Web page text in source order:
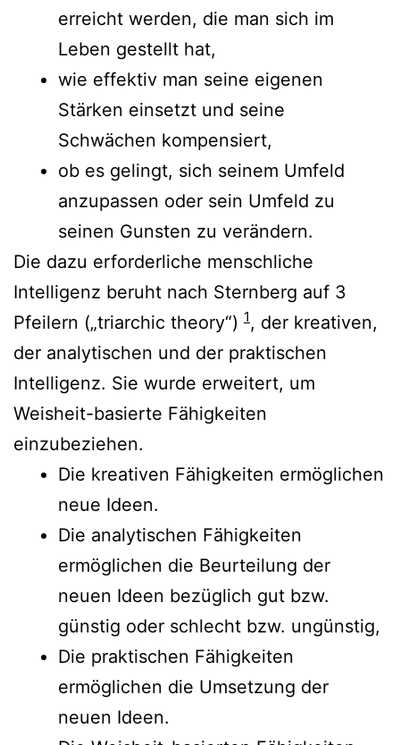
erreicht werden, die man sich im
Leben gestellt hat,
wie effektiv man seine eigenen
Stärken einsetzt und seine
Schwächen kompensiert,
ob es gelingt, sich seinem Umfeld
anzupassen oder sein Umfeld zu
seinen Gunsten zu verändern.
Die dazu erforderliche menschliche
Intelligenz beruht nach Sternberg auf 3
Pfeilern („triarchic theory“) 1 , der kreativen,
der analytischen und der praktischen
Intelligenz. Sie wurde erweitert, um
Weisheit-basierte Fähigkeiten
einzubeziehen.
Die kreativen Fähigkeiten ermöglichen
neue Ideen.
Die analytischen Fähigkeiten
ermöglichen die Beurteilung der
neuen Ideen bezüglich gut bzw.
günstig oder schlecht bzw. ungünstig,
Die praktischen Fähigkeiten
ermöglichen die Umsetzung der
neuen Ideen.